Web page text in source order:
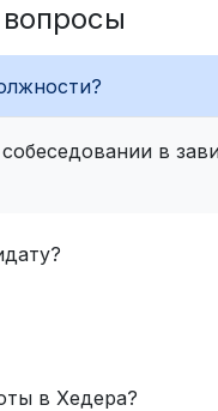
в
в Хедера?